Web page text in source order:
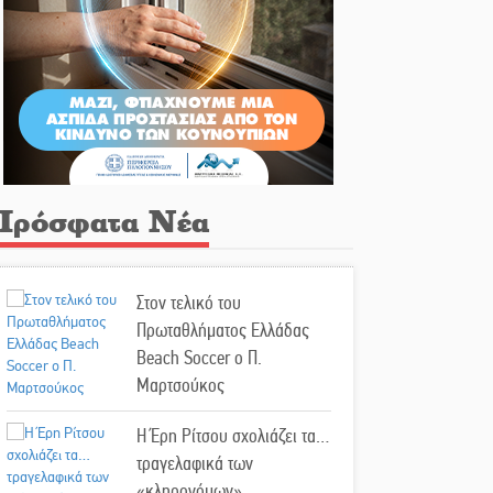
Νέα
Στον τελικό του
Πρωταθλήματος Ελλάδας
Beach Soccer ο Π.
Μαρτσούκος
Η Έρη Ρίτσου σχολιάζει τα…
τραγελαφικά των